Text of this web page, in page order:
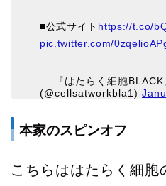
■公式サイト https://t.co/
pic.twitter.com/
— 『はたらく細胞BLACK
(@cellsatworkbla1)
本家のスピンオフ
こちらははたらく細胞